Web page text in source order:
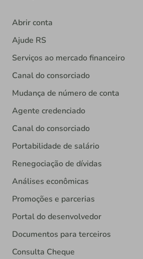
Abrir conta
Ajude RS
Serviços ao mercado financeiro
Canal do consorciado
Mudança de número de conta
Agente credenciado
Canal do consorciado
Portabilidade de salário
Renegociação de dívidas
Análises econômicas
Promoções e parcerias
Portal do desenvolvedor
Documentos para terceiros
Consulta Cheque